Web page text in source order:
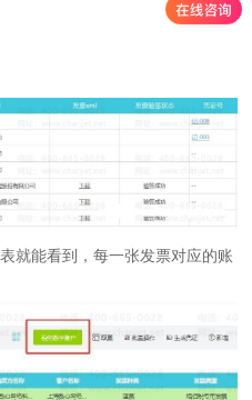
就能看到，每一张发票对应的账